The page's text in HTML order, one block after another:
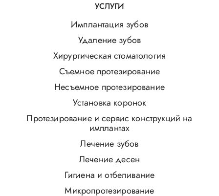
УСЛУГИ
Имплантация зубов
Удаление зубов
Хирургическая стоматология
Съемное протезирование
Несъемное протезирование
Установка коронок
Протезирование и сервис конструкций на
имплантах
Лечение зубов
Лечение десен
Гигиена и отбеливание
Микропротезирование